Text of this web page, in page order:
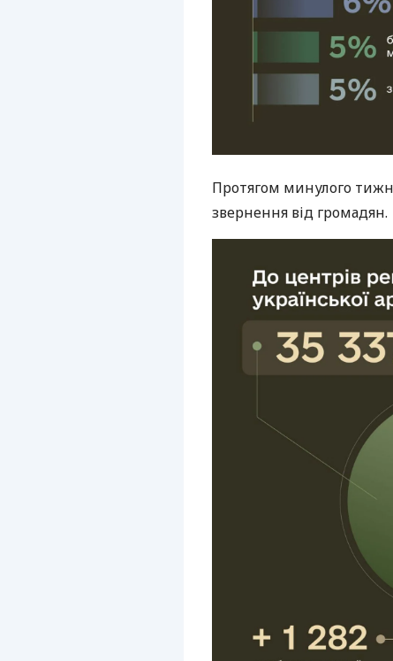
Протягом минулого
звернення від громадян.